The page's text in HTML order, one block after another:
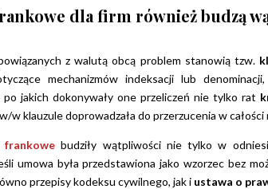
dla firm również budzą
z walutą obcą problem stanowią tzw.
mechanizmów indeksacji lub
jakich dokonywały one przeliczeń nie tylko rat
w klauzule doprowadzała do przerzucenia w
frankowe budziły wątpliwości nie tylko w
umowa była przedstawiona jako wzorzec bez
przepisy kodeksu cywilnego, jak i ustawa o